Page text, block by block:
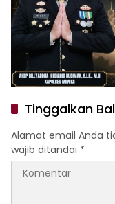
Tinggalkan
Alamat email Anda
wajib ditandai *